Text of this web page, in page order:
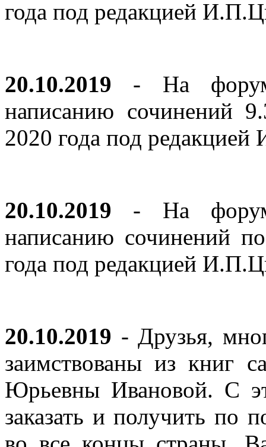
года под редакцией
20.10.2019 - На
написанию сочинений
2020 года под
20.10.2019 - На
написанию сочинений
года под редакцией
20.10.2019 - Друзья,
заимствованы из книг
Юрьевны Ивановой. С
заказать и получить по